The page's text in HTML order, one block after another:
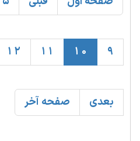
9
10
11
12
بعدی صفحه آخر